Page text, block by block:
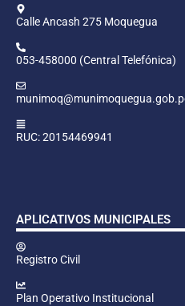
Calle Ancash 275 Moquegua
053-458000 (Central Telefónica)
RUC: 20154469941
APLICATIVOS MUNICIPALES
Registro Civil
Plan Operativo Institucional